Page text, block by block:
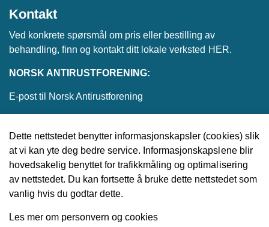
Kontakt
Ved konkrete spørsmål om pris eller bestilling av
behandling, finn og kontakt ditt lokale verksted HER.
NORSK ANTIRUSTFORENING:
E-post til Norsk Antirustforening
© 2026 Norsk Antirustforening
Utviklet avUpday
Dette nettstedet benytter informasjonskapsler (cookies) slik
at vi kan yte deg bedre service. Informasjonskapslene blir
hovedsakelig benyttet for trafikkmåling og optimalisering
av nettstedet. Du kan fortsette å bruke dette nettstedet som
vanlig hvis du godtar dette.
Les mer om personvern og cookies